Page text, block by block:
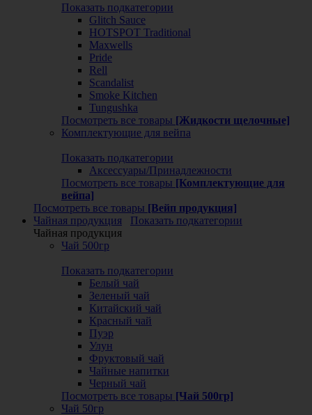
Показать подкатегории
Glitch Sauce
HOTSPOT Traditional
Maxwells
Pride
Rell
Scandalist
Smoke Kitchen
Tungushka
Посмотреть все товары [Жидкости щелочные]
Комплектующие для вейпа
Показать подкатегории
Аксессуары/Принадлежности
Посмотреть все товары [Комплектующие для
вейпа]
Посмотреть все товары [Вейп продукция]
Чайная продукция
Показать подкатегории
Чайная продукция
Чай 500гр
Показать подкатегории
Белый чай
Зеленый чай
Китайский чай
Красный чай
Пуэр
Улун
Фруктовый чай
Чайные напитки
Черный чай
Посмотреть все товары [Чай 500гр]
Чай 50гр